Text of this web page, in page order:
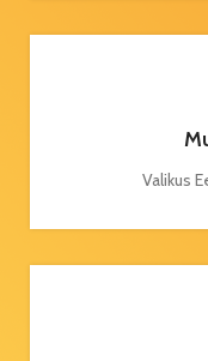
Valikus